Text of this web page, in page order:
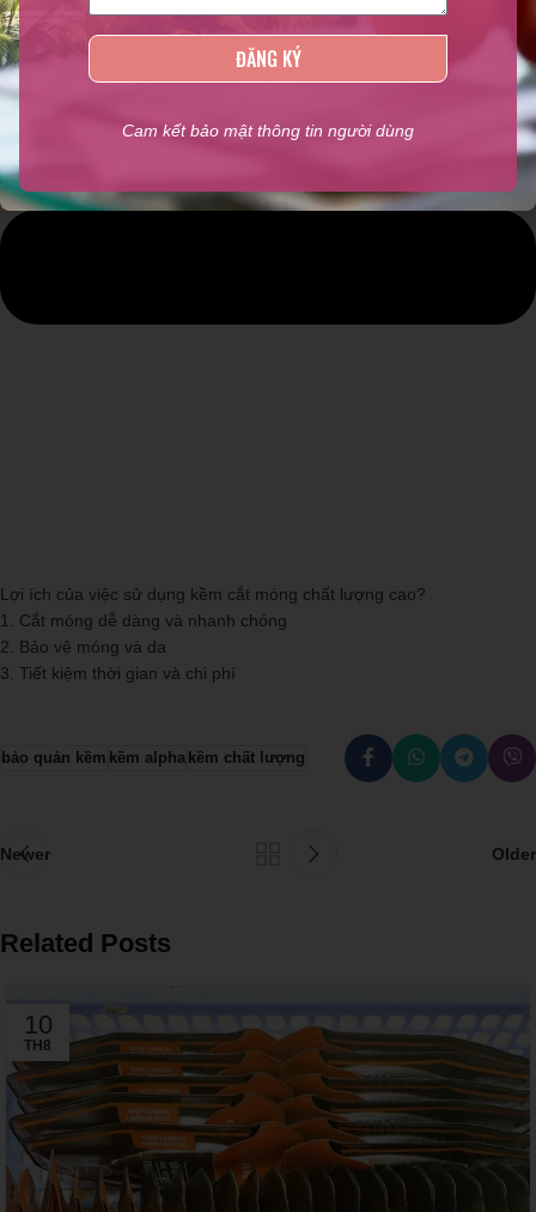
Lợi ích của việc sử dụng kềm cắt móng chất lượng cao?
1. Cắt móng dễ dàng và nhanh chóng
2. Bảo vệ móng và da
3. Tiết kiệm thời gian và chi phí
bảo quản kềm kềm alpha kềm chất lượng
Newer Older
Related Posts
10
TH8
ĐĂNG KÝ
Cam kết bảo mật thông tin người dùng